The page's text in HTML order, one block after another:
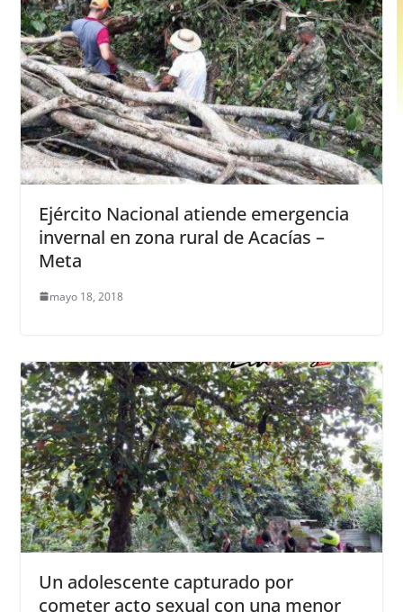
Ejército Nacional atiende emergencia
invernal en zona rural de Acacías –
Meta
mayo 18, 2018
Un adolescente capturado por
cometer acto sexual con una menor